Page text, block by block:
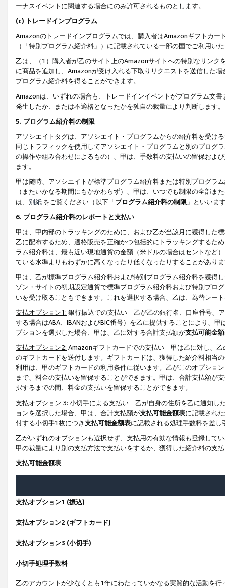
ーナスイベントに関連する場合にのみ許可されるものとします。
(c) トレードインプログラム
Amazonのトレードインプログラムでは、購入者はAmazonギフトカ
（「特別プログラム紹介料」）に記載されている一部の国でご利用い
乙は、（1）購入者が乙のサイト上のAmazonサイトへの特別なリン
に商品を追加し、Amazonが受け入れる下取りリクエストを送信した
プログラム紹介料を得ることができます。
Amazonは、いずれの場合も、トレードインイベントがプログラム文
発生したか、または不適格となったかを独自の裁量により判断します。
5. プログラム紹介料の制限
アソシエイトタグは、アソシエイト・プログラムからの紹介料を受け
同じトラフィックを使用してアソシエイト・プログラムと別のプログ
の操作や組み合わせによるもの）、甲は、手数料の支払いの留保およ
ます。
甲は随時、アソシエイトが標準プログラム紹介料または特別プログラ
（またいかなる期間にもかかわらず）、甲は、いつでも制限の全部
は、 別紙 をご覧ください（以下「プログラム紹介料の制限 」といいま
6. プログラム紹介料のレポートと支払い
甲は、甲内部のトラッキングのために、および乙が当該月に獲得した
乙に配布するため、適格販売を正確かつ包括的にトラッキングするた
ラム紹介料は、最も近い現地通貨の金額（米ドルの場合はセントなど
ている水準よりもわずかに高くなったり低くなったりすることがあり
甲は、乙が標準プログラム紹介料および特別プログラム紹介料を獲得
ゾン・サイトの初期設定通貨で標準プログラム紹介料および特別プロ
いを受け取ることもできます。これを選択する場合、乙は、為替レー
支払オプション1: 銀行振込での支払い 乙が乙の銀行名、口座番号、
する場合はABA、IBANおよびBIC番号）を乙に提供することにより、
プションを選択した場合、甲は、乙に対する合計支払額が支払可能金
支払オプション2: Amazonギフトカードでの支払い 甲は乙に対し、乙
のギフトカードを送付します。ギフトカードは、獲得した紹介料相当
利用は、甲のギフトカードの利用条件に従います。乙がこのオプショ
まで、料金の支払いを留保することができます。甲は、合計支払額が
択するまでの間、料金の支払いを留保することができます。
支払オプション 3: 小切手による支払い 乙が自身の住所を乙に通知し
ョンを選択した場合、甲は、合計支払額が支払可能金額表に記載され
付する小切手1枚につき支払可能金額表に記載される処理手数料を差し
乙がいずれのオプションも選択せず、支払用の有効な情報も登録して
甲の裁量により別の支払方法で支払いをするか、獲得した紹介料の支
支払可能金額表
支払オプション1 (振込)
支払オプション2 (ギフトカード)
支払オプション3 (小切手)
小切手処理手数料
乙のアカウントが少なくとも1年にわたっていかなる実質的な活動を